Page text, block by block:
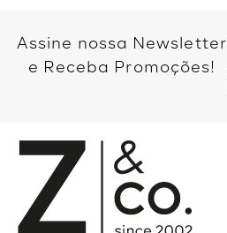
Assine nossa Newsletter
e Receba Promoções!